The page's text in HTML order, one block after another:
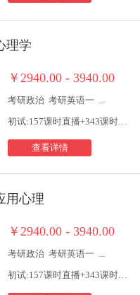
理学
￥2940.00 - 3940.00
考研政治 考研英语一
初试:157课时直播+343课时视频
查看详情
用心理
￥2940.00 - 3940.00
考研政治 考研英语一 ...
初试:157课时直播+343课时视频